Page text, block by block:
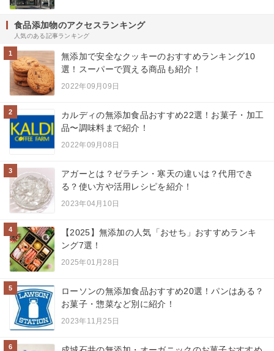
食品添加物のアクセスランキング
人気のある記事ランキング
1
無添加で安全なクッキーのおすすめランキング10
選！スーパーで買える商品も紹介！
2022年09月09日
2
カルディの無添加食品おすすめ22選！お菓子・加工
品〜調味料まで紹介！
2022年09月08日
3
アガーとは？ゼラチン・寒天の違いは？代用でき
る？使い方や活用レシピを紹介！
2023年04月10日
4
【2025】無添加の人気「おせち」おすすめランキ
ング7選！
2025年01月28日
5
ローソンの無添加食品おすすめ20選！パンはある？
お菓子・惣菜など別に紹介！
2023年11月25日
6